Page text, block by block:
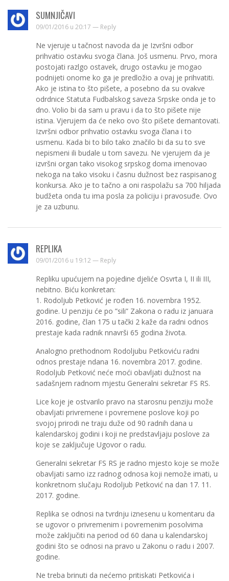
SUMNJIČAVI
09/01/2016 u 20:17 — Reply
Ne vjeruje u tačnost navoda da je Izvršni odbor
prihvatio ostavku svoga člana. Još usmenu. Prvo, mora
postojati razlgo ostavek, drugo ostavku je mogao
podnijeti onome ko ga je predložio a ovaj je prihvatiti.
Ako je istina to što pišete, a posebno da su ovakve
odrdnice Statuta Fudbalskog saveza Srpske onda je to
dno. Volio bi da sam u pravu i da to što pišete nije
istina. Vjerujem da će neko ovo što pišete demantovati.
Izvršni odbor prihvatio ostavku svoga člana i to
usmenu. Kada bi to bilo tako značilo bi da su to sve
nepismeni ili budale u tom savezu. Ne vjerujem da je
izvršni organ tako visokog srpskog doma imenovao
nekoga na tako visoku i časnu dužnost bez raspisanog
konkursa. Ako je to tačno a oni raspolažu sa 700 hiljada
budžeta onda tu ima posla za policiju i pravosuđe. Ovo
je za uzbunu.
REPLIKA
09/01/2016 u 19:12 — Reply
Repliku upućujem na pojedine djeliće Osvrta I, II ili III,
nebitno. Biću konkretan:
1. Rodoljub Petković je rođen 16. novembra 1952.
godine. U penziju će po ”sili” Zakona o radu iz januara
2016. godine, član 175 u tački 2 kaže da radni odnos
prestaje kada radnik nnavrši 65 godina života.
Analogno prethodnom Rodoljubu Petkoviću radni
odnos prestaje ndana 16. novembra 2017. godine.
Rodoljub Petković neće moći obavljati dužnost na
sadašnjem radnom mjestu Generalni sekretar FS RS.
Lice koje je ostvarilo pravo na starosnu penziju može
obavljati privremene i povremene poslove koji po
svojoj prirodi ne traju duže od 90 radnih dana u
kalendarskoj godini i koji ne predstavljaju poslove za
koje se zaključuje Ugovor o radu.
Generalni sekretar FS RS je radno mjesto koje se može
obavljati samo izz radnog odnosa koji nemože imati, u
konkretnom slučaju Rodoljub Petković na dan 17. 11.
2017. godine.
Replika se odnosi na tvrdnju iznesenu u komentaru da
se ugovor o privremenim i povremenim posolvima
može zaključiti na period od 60 dana u kalendarskoj
godini što se odnosi na pravo u Zakonu o radu i 2007.
godine.
Ne treba brinuti da nećemo pritiskati Petkovića i